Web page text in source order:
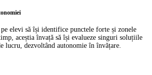
elevi să își identifice punctele forte și zonele
aceștia învață să își evalueze singuri soluțiile
lucru, dezvoltând autonomie în învățare.